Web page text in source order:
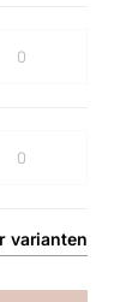
varianten